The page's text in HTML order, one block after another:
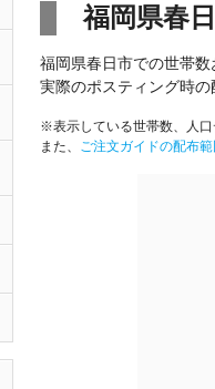
福岡県春
福岡県春日市での世帯数
実際のポスティング時の
※表示している世帯数、人口
また、 ご注文ガイドの配布